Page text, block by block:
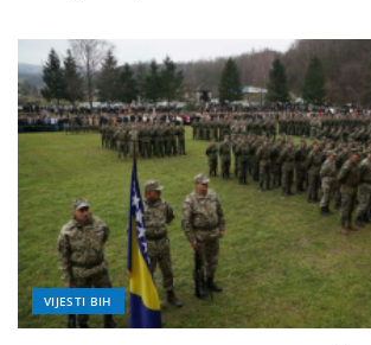
VIJESTI BIH